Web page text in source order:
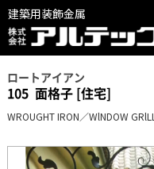
建築用装飾金属
ロートアイアン
105 面格子 [住宅]
WROUGHT IRON／WlNDOW GRlLL